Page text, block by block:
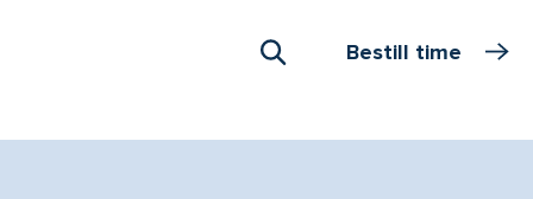
Bestill time